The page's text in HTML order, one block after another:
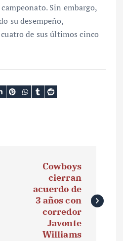
Sin embargo,
su desempeño,
de sus últimos cinco
Cowboys
cierran
acuerdo de
3 años con
corredor
Javonte
Williams